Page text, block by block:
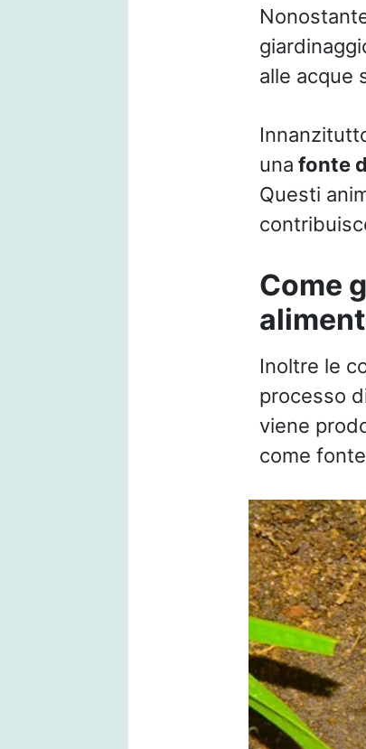
alle acque
una fonte
Questi
Come
Inoltre le
processo
viene
come